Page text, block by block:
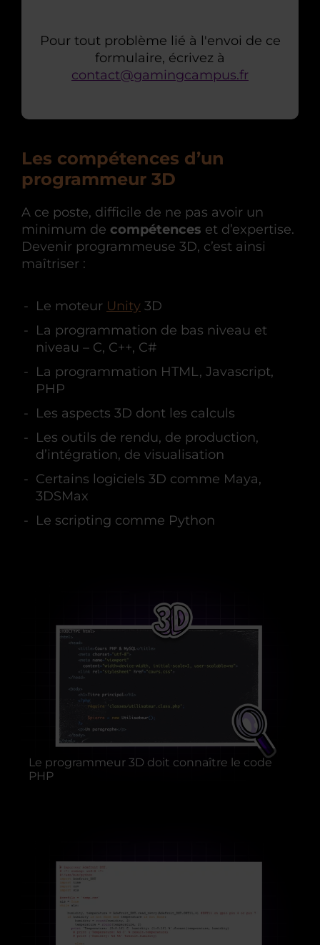
Pour tout problème lié à l'envoi de ce
formulaire, écrivez à
contact@gamingcampus.fr
Les compétences d’un
programmeur 3D
A ce poste, difficile de ne pas avoir un
minimum de compétences et d’expertise.
Devenir programmeuse 3D, c’est ainsi
maîtriser :
Le moteur Unity 3D
La programmation de bas niveau et
niveau – C, C++, C#
La programmation HTML, Javascript,
PHP
Les aspects 3D dont les calculs
Les outils de rendu, de production,
d’intégration, de visualisation
Certains logiciels 3D comme Maya,
3DSMax
Le scripting comme Python
Le programmeur 3D doit connaître le code
PHP